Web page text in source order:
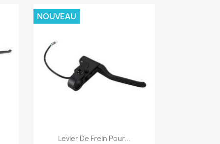
Aperçu rapide
Levier De Frein Pour...
NOUVEAU